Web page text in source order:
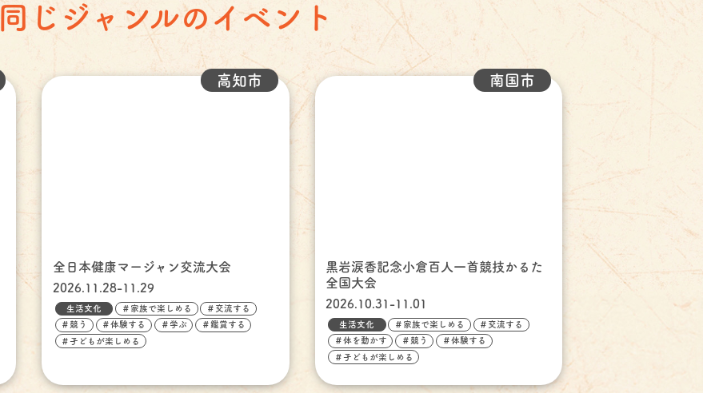
同じジャンルのイベント
全日本健康マージャン交流大会
2026.11.28-11.29
高知市
生活文化 ＃家族で楽しめる ＃交流する
＃競う ＃体験する ＃学ぶ ＃鑑賞する
＃子どもが楽しめる
黒岩涙香記念小倉百人一首競技かるた
全国大会
2026.10.31-11.01
南国市
生活文化 ＃家族で楽しめる ＃交流する
＃体を動かす ＃競う ＃体験する
＃子どもが楽しめる